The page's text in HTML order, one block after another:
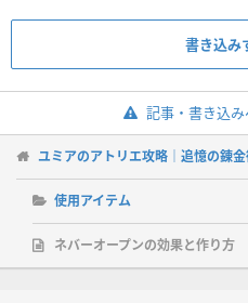
書き込み
記事・書き込
ユミアのアトリエ攻略｜追憶の錬
使用アイテム
ネバーオープンの効果と作り方